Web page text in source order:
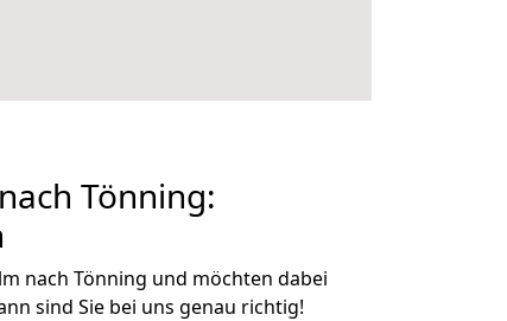
Tönning:
nach Tönning und möchten dabei
sind Sie bei uns genau richtig!